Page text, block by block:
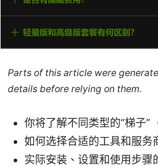
Parts of this article were
details before relying on them.
你将了解不同类型的“梯子”
如何选择合适的工具和服务
实际安装、设置和使用步骤